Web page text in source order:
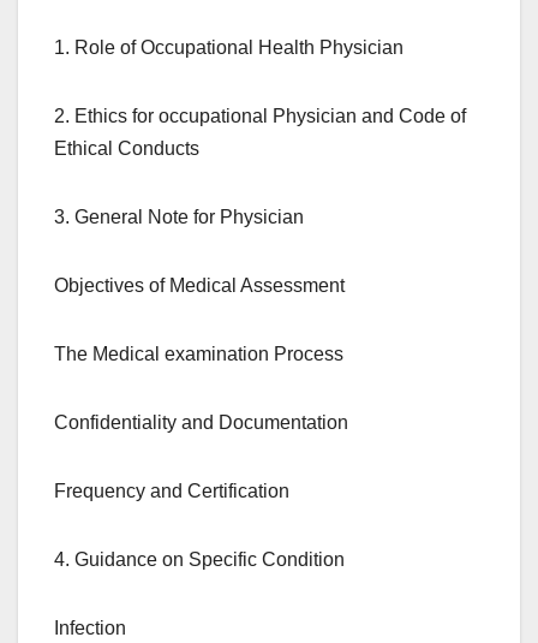
1. Role of Occupational Health Physician
2. Ethics for occupational Physician and Code of
Ethical Conducts
3. General Note for Physician
Objectives of Medical Assessment
The Medical examination Process
Confidentiality and Documentation
Frequency and Certification
4. Guidance on Specific Condition
Infection